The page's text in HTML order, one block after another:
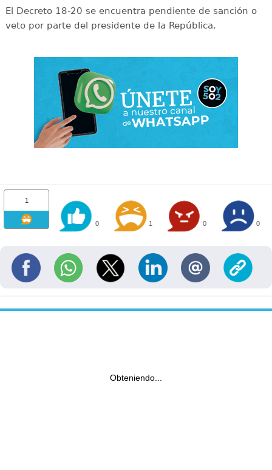
El Decreto 18-20 se encuentra pendiente de sanción o
veto por parte del presidente de la República.
1
0 1 0 0
Obteniendo...